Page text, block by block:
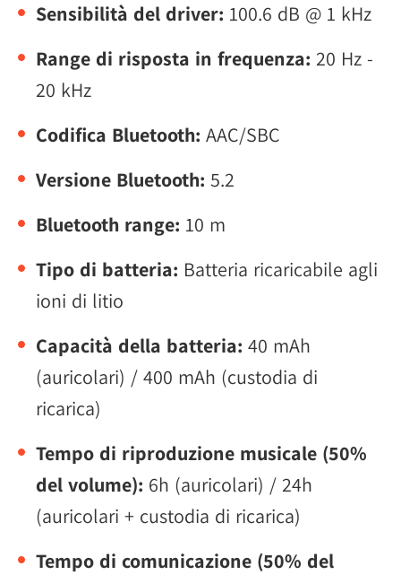
Sensibilità del driver: 100.6 dB @ 1 kHz
Range di risposta in frequenza: 20 Hz -
20 kHz
Codifica Bluetooth: AAC/SBC
Versione Bluetooth: 5.2
Bluetooth range: 10 m
Tipo di batteria: Batteria ricaricabile agli
ioni di litio
Capacità della batteria: 40 mAh
(auricolari) / 400 mAh (custodia di
ricarica)
Tempo di riproduzione musicale (50%
del volume): 6h (auricolari) / 24h
(auricolari + custodia di ricarica)
Tempo di comunicazione (50% del